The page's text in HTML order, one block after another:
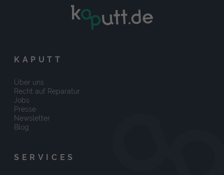
KAPUTT
Über uns
Recht auf Reparatur
Jobs
Presse
Newsletter
Blog
SERVICES